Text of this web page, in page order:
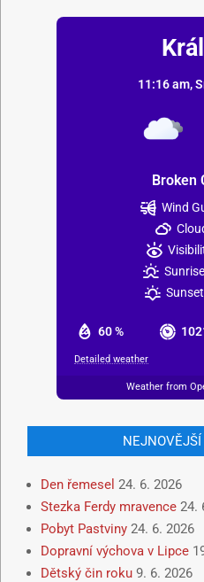
11:16 am,
Broken
60 %
Wind
Detailed weather
Weather from
NEJNOVĚJŠÍ
Den řemesel 24. 6. 2026
Stezka Ferdy mravence 24.
Pobyt Pastviny 24. 6. 2026
Dopravní výchova v Lipce
Dětský čin roku 9. 6. 2026